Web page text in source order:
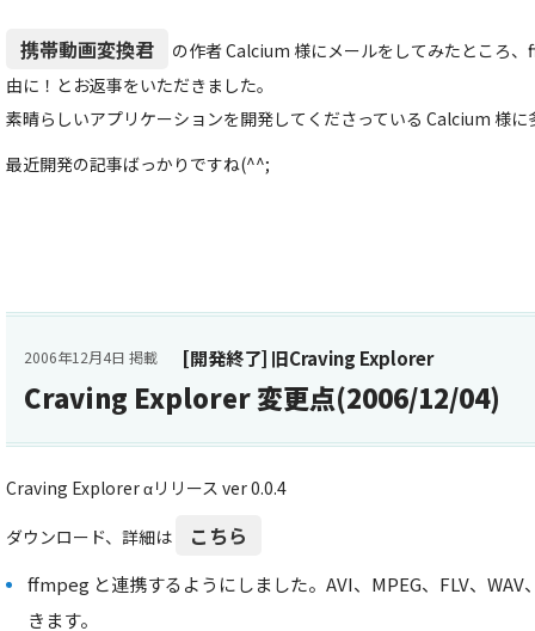
携帯動画変換君
の作者 Calcium 様にメールをしてみたところ
由に！とお返事をいただきました。
素晴らしいアプリケーションを開発してくださっている Calcium 様に
最近開発の記事ばっかりですね(^^;
[開発終了] 旧Craving Explorer
2006年12月4日 掲載
Craving Explorer 変更点(2006/12/04)
Craving Explorer αリリース ver 0.0.4
ダウンロード、詳細は こちら
ffmpeg と連携するようにしました。AVI、MPEG、FLV、
きます。